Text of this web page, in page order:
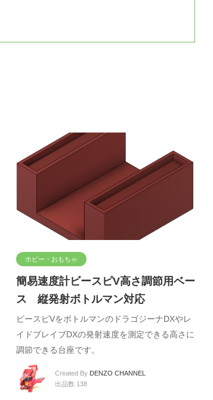
ホビー・おもちゃ
簡易速度計ビースピV高さ調節用ベー
ス 縦発射ボトルマン対応
ビースピVをボトルマンのドラゴジーナDXやレ
イドブレイブDXの発射速度を測定できる高さに
調節できる台座です。
Created By DENZO CHANNEL
出品数 138